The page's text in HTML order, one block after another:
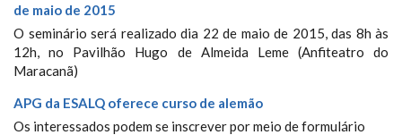
de maio de 2015
O seminário será realizado dia 22 de maio de 2015, das 8h às
12h, no Pavilhão Hugo de Almeida Leme (Anfiteatro do
Maracanã)
APG da ESALQ oferece curso de alemão
Os interessados podem se inscrever por meio de formulário